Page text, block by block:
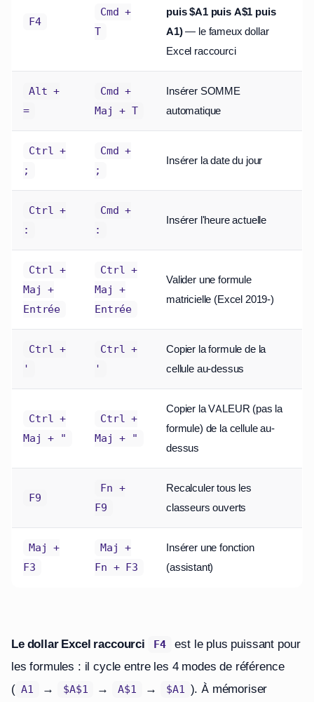
F4
Cmd +
T
puis $A1 puis A$1 puis
A1)— le fameux dollar
Excel raccourci
Alt +
=
Cmd +
Maj + T
Insérer SOMME
automatique
Ctrl +
;
Cmd +
;
Insérer la date du jour
Ctrl +
:
Cmd +
:
Insérer l'heure actuelle
Ctrl +
Maj +
Entrée
Ctrl +
Maj +
Entrée
Valider une formule
matricielle (Excel 2019-)
Ctrl +
'
Ctrl +
'
Copier la formule de la
cellule au-dessus
Ctrl +
Maj + "
Ctrl +
Maj + "
Copier la VALEUR (pas la
formule) de la cellule au-
dessus
F9
Fn +
F9
Recalculer tous les
classeurs ouverts
Maj +
F3
Maj +
Fn + F3
Insérer une fonction
(assistant)
Le dollar Excel raccourci F4
est le plus puissant pour
les formules : il cycle entre les 4 modes de référence
( A1 → $A$1 → A$1 → $A1 ). À mémoriser